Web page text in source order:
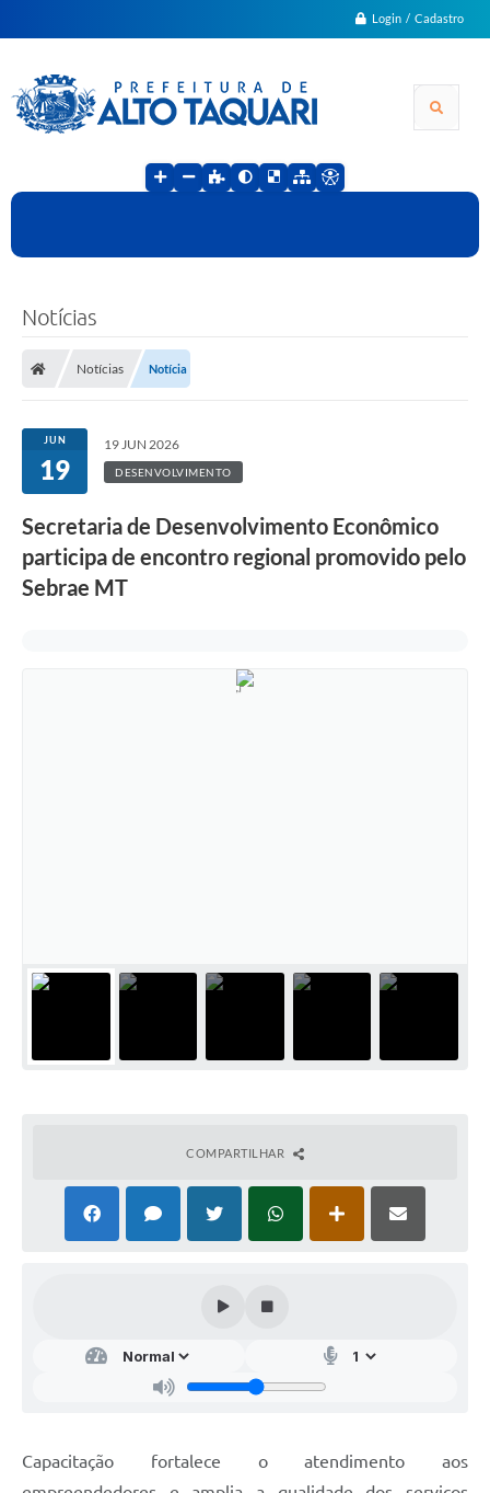
Login / Cadastro
Notícias
Notícias Notícia
JUN
19
19 JUN 2026
DESENVOLVIMENTO
Secretaria de Desenvolvimento Econômico
participa de encontro regional promovido pelo
Sebrae MT
COMPARTILHAR
Capacitação fortalece o atendimento aos